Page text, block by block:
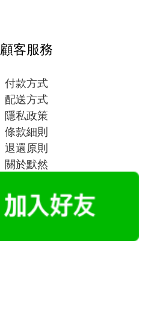
顧客服務
付款方式
配送方式
隱私政策
條款細則
退還原則
關於默然